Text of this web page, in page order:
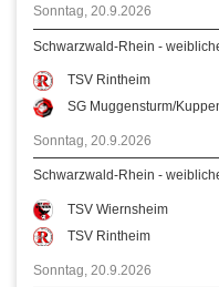
Sonntag, 20.9.2026
Schwarzwald-Rhein -
TSV Rintheim
SG Muggensturm/
Sonntag, 20.9.2026
Schwarzwald-Rhein -
TSV Wiernsheim
TSV Rintheim
Sonntag, 20.9.2026